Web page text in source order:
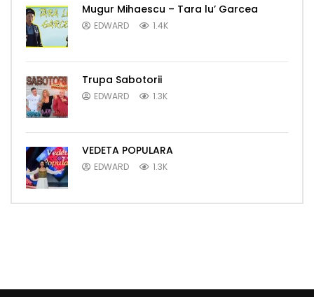
Mugur Mihaescu – Tara lu’ Garcea
EDWARD 1.4K
Trupa Sabotorii
EDWARD 1.3K
VEDETA POPULARA
EDWARD 1.3K